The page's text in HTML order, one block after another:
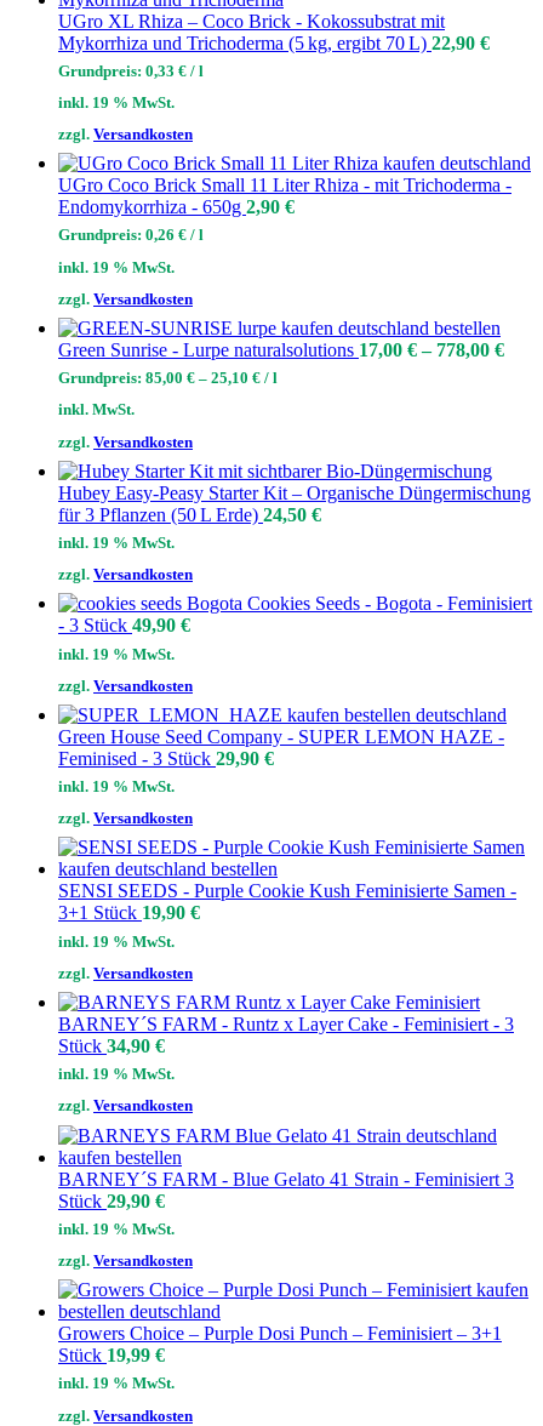
UGro XL Rhiza – Coco Brick - Kokossubstrat mit
Mykorrhiza und Trichoderma (5 kg, ergibt 70 L) 22,90 €
Grundpreis: 0,33 € / l
inkl. 19 % MwSt.
zzgl. Versandkosten
UGro Coco Brick Small 11 Liter Rhiza - mit Trichoderma -
Endomykorrhiza - 650g 2,90 €
Grundpreis: 0,26 € / l
inkl. 19 % MwSt.
zzgl. Versandkosten
Green Sunrise - Lurpe naturalsolutions 17,00 €– 778,00 €
Grundpreis: 85,00 € – 25,10 € / l
inkl. MwSt.
zzgl. Versandkosten
Hubey Easy‑Peasy Starter Kit – Organische Düngermischung
für 3 Pflanzen (50 L Erde) 24,50 €
inkl. 19 % MwSt.
zzgl. Versandkosten
Cookies Seeds - Bogota - Feminisiert
- 3 Stück 49,90 €
inkl. 19 % MwSt.
zzgl. Versandkosten
Green House Seed Company - SUPER LEMON HAZE -
Feminised - 3 Stück 29,90 €
inkl. 19 % MwSt.
zzgl. Versandkosten
SENSI SEEDS - Purple Cookie Kush Feminisierte Samen -
3+1 Stück 19,90 €
inkl. 19 % MwSt.
zzgl. Versandkosten
BARNEY´S FARM - Runtz x Layer Cake - Feminisiert - 3
Stück 34,90 €
inkl. 19 % MwSt.
zzgl. Versandkosten
BARNEY´S FARM - Blue Gelato 41 Strain - Feminisiert 3
Stück 29,90 €
inkl. 19 % MwSt.
zzgl. Versandkosten
Growers Choice – Purple Dosi Punch – Feminisiert – 3+1
Stück 19,99 €
inkl. 19 % MwSt.
zzgl. Versandkosten